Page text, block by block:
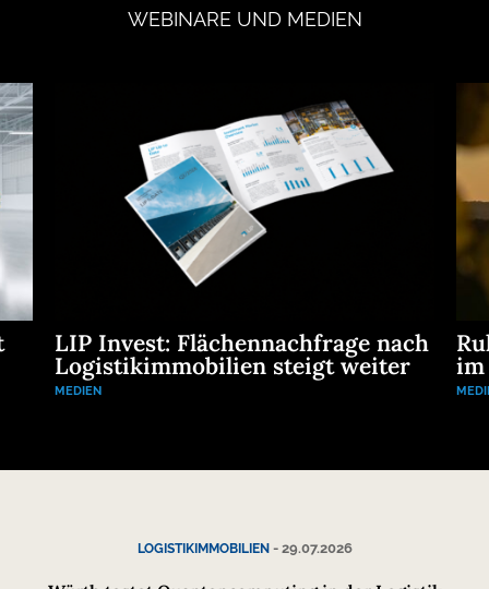
WEBINAREUND MEDIEN
LIP Invest: Flächennachfrage nach
Logistikimmobilien steigt weiter
MEDIEN
im
LOGISTIKIMMOBILIEN- 29.07.2026